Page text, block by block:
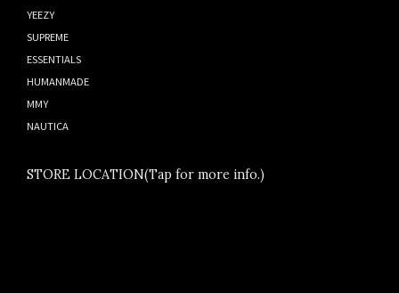
YEEZY
SUPREME
ESSENTIALS
HUMANMADE
MMY
NAUTICA
STORE LOCATION(Tap for more info.)